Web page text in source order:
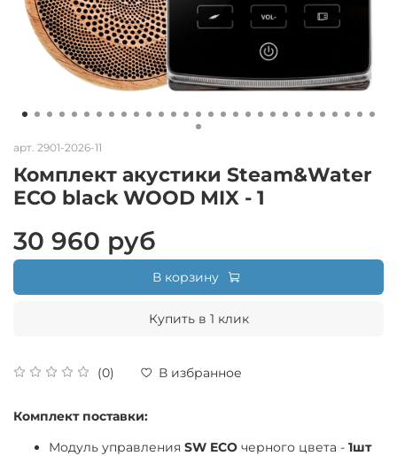
арт. 2901-2026-11
Комплект акустики Steam&Water
ECO black WOOD MIX - 1
(0) В избранное
30 960 руб
В корзину
Купить в 1 клик
Комплект поставки:
Модуль управления SW ECO черного цвета - 1шт